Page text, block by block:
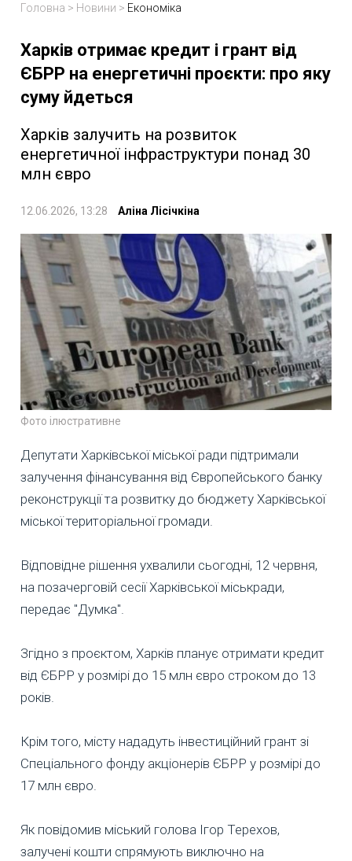
Головна > Новини > Економіка
Харків отримає кредит і грант від
ЄБРР на енергетичні проєкти: про яку
суму йдеться
Харків залучить на розвиток
енергетичної інфраструктури понад 30
млн євро
12.06.2026, 13:28 Аліна Лісічкіна
Фото ілюстративне
Депутати Харківської міської ради підтримали
залучення фінансування від Європейського банку
реконструкції та розвитку до бюджету Харківської
міської територіальної громади.
Відповідне рішення ухвалили сьогодні, 12 червня,
на позачерговій сесії Харківської міськради,
передає "Думка".
Згідно з проєктом, Харків планує отримати кредит
від ЄБРР у розмірі до 15 млн євро строком до 13
років.
Крім того, місту нададуть інвестиційний грант зі
Спеціального фонду акціонерів ЄБРР у розмірі до
17 млн євро.
Як повідомив міський голова Ігор Терехов,
залучені кошти спрямують виключно на